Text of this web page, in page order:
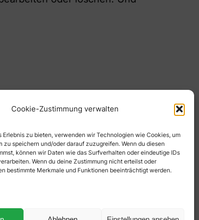
Cookie-Zustimmung verwalten
Erlebnis zu bieten, verwenden wir Technologien wie Cookies, um
zu speichern und/oder darauf zuzugreifen. Wenn du diesen
können wir Daten wie das Surfverhalten oder eindeutige IDs
Wenn du deine Zustimmung nicht erteilst oder
bestimmte Merkmale und Funktionen beeinträchtigt werden.